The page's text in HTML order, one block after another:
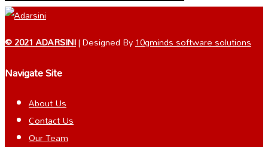
© 2021 ADARSINI| Designed By10gminds software solutions
Navigate Site
About Us
Contact Us
Our Team